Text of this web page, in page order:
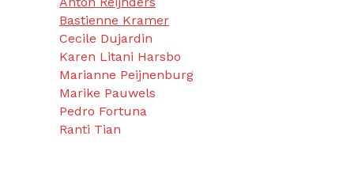
Bastienne Kramer
Cecile Dujardin
Karen Litani Harsbo
Marianne Peijnenburg
Marike Pauwels
Pedro Fortuna
Ranti Tian